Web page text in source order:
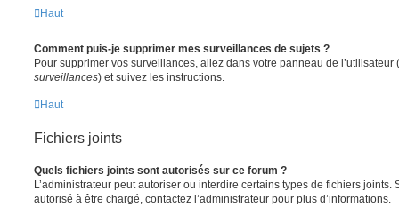
Haut
Comment puis-je supprimer mes surveillances de sujets ?
Pour supprimer vos surveillances, allez dans votre panneau de l’utilisateur
surveillances) et suivez les instructions.
Haut
Fichiers joints
Quels fichiers joints sont autorisés sur ce forum ?
L’administrateur peut autoriser ou interdire certains types de fichiers joints.
autorisé à être chargé, contactez l’administrateur pour plus d’informations.